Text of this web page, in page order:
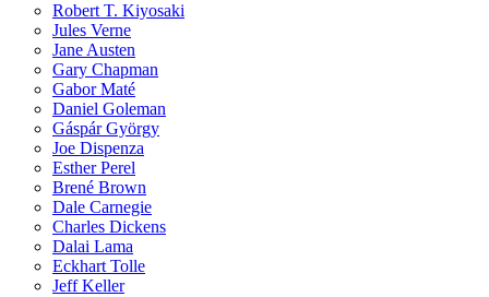
Robert T. Kiyosaki
Jules Verne
Jane Austen
Gary Chapman
Gabor Maté
Daniel Goleman
Gáspár György
Joe Dispenza
Esther Perel
Brené Brown
Dale Carnegie
Charles Dickens
Dalai Lama
Eckhart Tolle
Jeff Keller